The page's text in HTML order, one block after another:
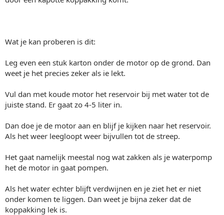
Wat je kan proberen is dit:
Leg even een stuk karton onder de motor op de grond. Dan
weet je het precies zeker als ie lekt.
Vul dan met koude motor het reservoir bij met water tot de
juiste stand. Er gaat zo 4-5 liter in.
Dan doe je de motor aan en blijf je kijken naar het reservoir.
Als het weer leegloopt weer bijvullen tot de streep.
Het gaat namelijk meestal nog wat zakken als je waterpomp
het de motor in gaat pompen.
Als het water echter blijft verdwijnen en je ziet het er niet
onder komen te liggen. Dan weet je bijna zeker dat de
koppakking lek is.